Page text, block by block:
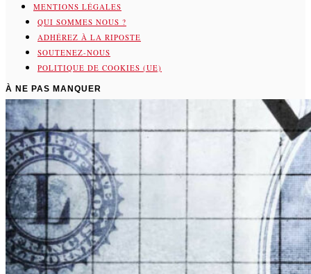
MENTIONS LÉGALES
QUI SOMMES NOUS ?
ADHÉREZ À LA RIPOSTE
SOUTENEZ-NOUS
POLITIQUE DE COOKIES (UE)
À NE PAS MANQUER